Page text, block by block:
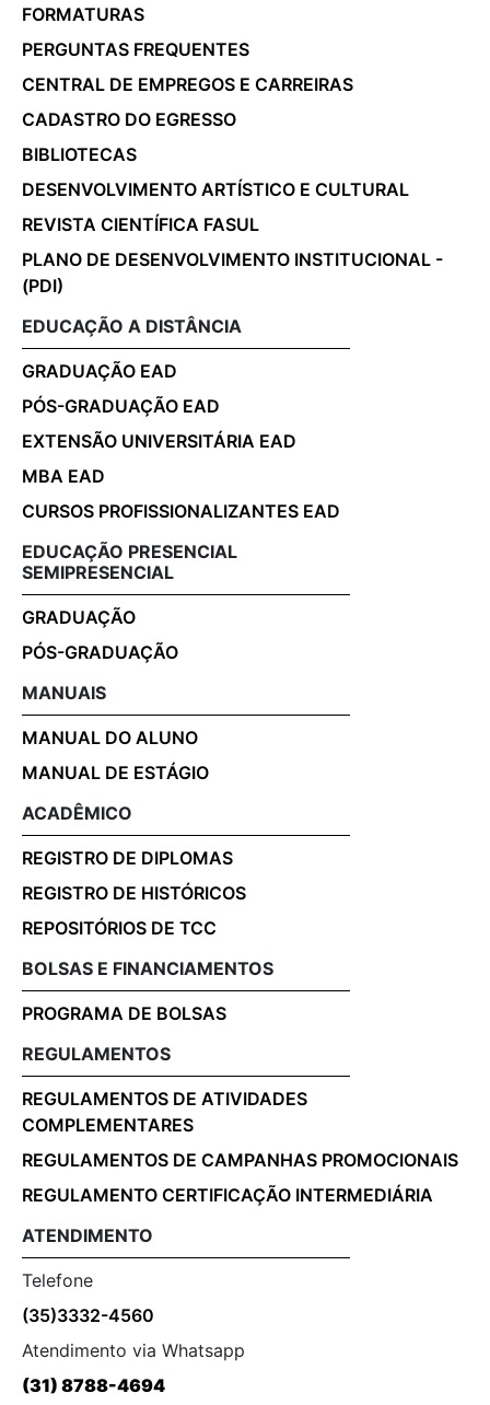
FORMATURAS
PERGUNTAS FREQUENTES
CENTRAL DE EMPREGOS E CARREIRAS
CADASTRO DO EGRESSO
BIBLIOTECAS
DESENVOLVIMENTO ARTÍSTICO E CULTURAL
REVISTA CIENTÍFICA FASUL
PLANO DE DESENVOLVIMENTO INSTITUCIONAL -
(PDI)
EDUCAÇÃO A DISTÂNCIA
GRADUAÇÃO EAD
PÓS-GRADUAÇÃO EAD
EXTENSÃO UNIVERSITÁRIA EAD
MBA EAD
CURSOS PROFISSIONALIZANTES EAD
EDUCAÇÃO PRESENCIAL
SEMIPRESENCIAL
GRADUAÇÃO
PÓS-GRADUAÇÃO
MANUAIS
MANUAL DO ALUNO
MANUAL DE ESTÁGIO
ACADÊMICO
REGISTRO DE DIPLOMAS
REGISTRO DE HISTÓRICOS
REPOSITÓRIOS DE TCC
BOLSAS E FINANCIAMENTOS
PROGRAMA DE BOLSAS
REGULAMENTOS
REGULAMENTOS DE ATIVIDADES
COMPLEMENTARES
REGULAMENTOS DE CAMPANHAS PROMOCIONAIS
REGULAMENTO CERTIFICAÇÃO INTERMEDIÁRIA
ATENDIMENTO
Telefone
(35)3332-4560
Atendimento via Whatsapp
(31) 8788-4694